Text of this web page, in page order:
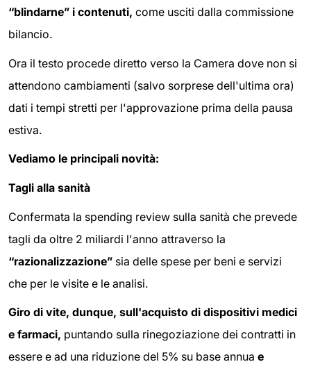
“blindarne” i contenuti, come usciti dalla commissione
bilancio.
Ora il testo procede diretto verso la Camera dove non si
attendono cambiamenti (salvo sorprese dell'ultima ora)
dati i tempi stretti per l'approvazione prima della pausa
estiva.
Vediamo le principali novità:
Tagli alla sanità
Confermata la spending review sulla sanità che prevede
tagli da oltre 2 miliardi l'anno attraverso la
“razionalizzazione” sia delle spese per beni e servizi
che per le visite e le analisi.
Giro di vite, dunque, sull'acquisto di dispositivi medici
e farmaci, puntando sulla rinegoziazione dei contratti in
essere e ad una riduzione del 5% su base annua e